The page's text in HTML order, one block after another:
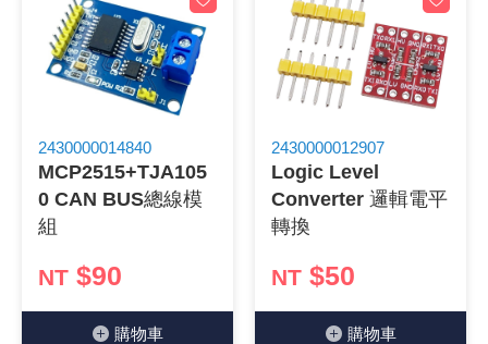
2430000014840
MCP2515+TJA105
0 CAN BUS總線模
組
NT $90
購物⾞
2430000012907
Logic Level
Converter 邏輯電平
轉換
NT $50
購物⾞